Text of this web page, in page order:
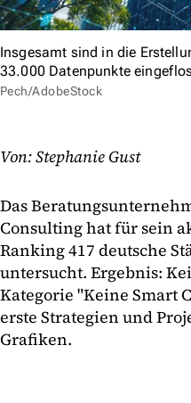
Insgesamt sind in die
33.000 Datenpunkte
Pech/AdobeStock
Von: Stephanie Gust
Das
Consulting hat für sein
Ranking 417 deutsche
untersucht. Ergebnis:
Kategorie "Keine Smart
erste Strategien und
Grafiken.